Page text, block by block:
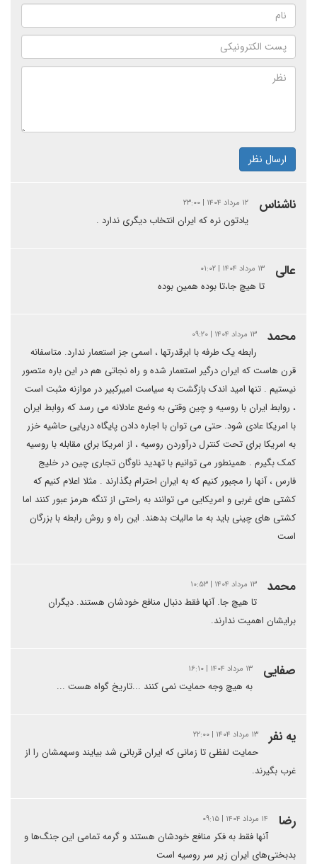
ارسال نظر
ناشناس ۱۲ مرداد ۱۴۰۴ | ۲۳:۰۰
یادتون نره که ایران انتخاب دیگری ندارد .
عالی ۱۳ مرداد ۱۴۰۴ | ۰۱:۰۲
تا هیچ جا،تا بوده همین بوده
محمد ۱۳ مرداد ۱۴۰۴ | ۰۹:۲۰
رابطه یک طرفه با ابرقدرتها ، اسمی جز استعمار ندارد. متاسفانه
قرن هاست که ایران درگیر استعمار شده و راه نجاتی هم در این باره متصور
نیستیم . تنها امید اندک بازگشت به سیاست امیرکبیر در موازنه مثبت است
، روابط ایران با روسیه و چین وقتی به وضع عادلانه می رسد که روابط ایران
با امریکا عادی شود. حتی می توان با اجاره دادن پایگاه دریایی حاشیه خزر
به امریکا برای تحت کنترل درآوردن روسیه ، از امریکا برای مقابله با روسیه
کمک بگیرم . همینطور می توانیم با تهدید ناوگان تجاری چین در خلیج
فارس ، آنها را مجبور کنیم که به ایران احترام بگذارند . مثلا اعلام کنیم که
کشتی های غربی و امریکایی می توانند به راحتی از تنگه هرمز عبور کنند اما
کشتی های چینی باید به ما مالیات بدهند. این راه و روش رابطه با بزرگان
است
محمد ۱۳ مرداد ۱۴۰۴ | ۱۰:۵۳
تا هیچ جا. آنها فقط دنبال منافع خودشان هستند. دیگران
برایشان اهمیت ندارند.
صفایی ۱۳ مرداد ۱۴۰۴ | ۱۶:۱۰
به هیچ وجه حمایت نمی کنند ...تاریخ گواه هست ...
یه نفر ۱۳ مرداد ۱۴۰۴ | ۲۲:۰۰
حمایت لفظی تا زمانی که ایران قربانی شد بیایند وسهمشان را از
غرب بگیرند.
رضا ۱۴ مرداد ۱۴۰۴ | ۰۹:۱۵
آنها فقط به فکر منافع خودشان هستند و گرمه تمامی این جنگ‌ها و
بدبختی‌های ایران زیر سر روسیه است